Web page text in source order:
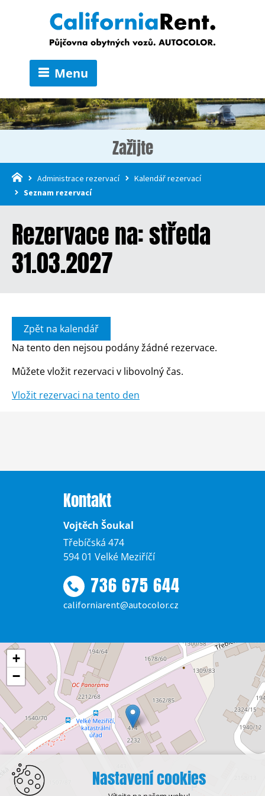
Menu
Zažijte
Administrace rezervací
Kalendář rezervací
Seznam rezervací
Rezervace na: středa
31.03.2027
Zpět na kalendář
Na tento den nejsou podány žádné rezervace.
Můžete vložit rezervaci v libovolný čas.
Vložit rezervaci na tento den
Kontakt
Vojtěch Šoukal
Třebíčská 474
594 01 Velké Meziříčí
736 675 644
californiarent@autocolor.cz
+
−
Nastavení cookies